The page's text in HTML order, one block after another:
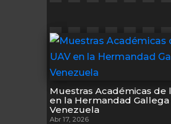
Muestras Académicas de
en la Hermandad Gallega
Venezuela
Abr 17, 2026